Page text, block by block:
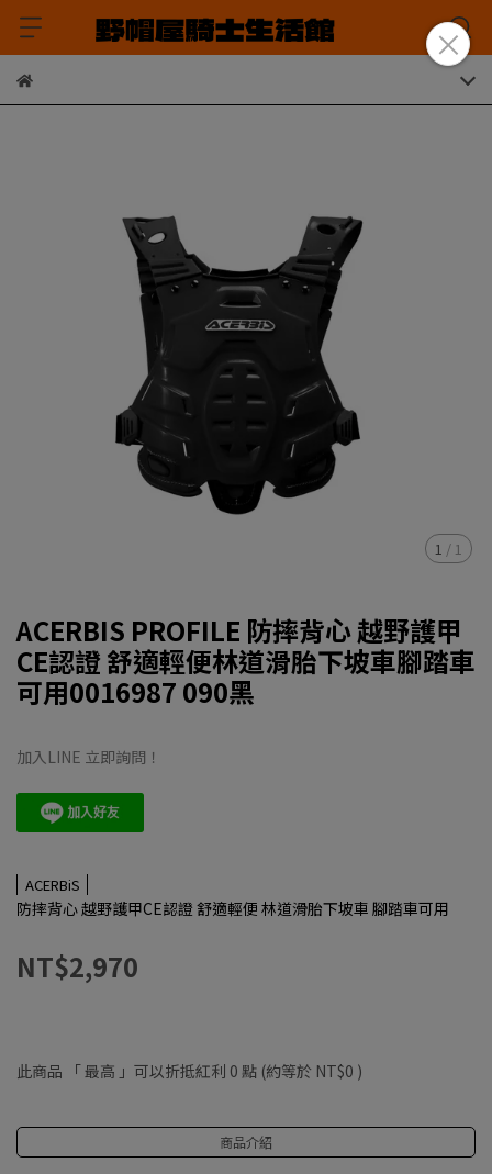
1 / 1
ACERBIS PROFILE 防摔背心 越野護甲
CE認證 舒適輕便林道滑胎下坡車腳踏車
可用0016987 090黑
加入LINE 立即詢問！
ACERBiS
防摔背心 越野護甲CE認證 舒適輕便 林道滑胎下坡車 腳踏車可用
NT$2,970
此商品 「 最高 」可以折抵紅利 0 點 (約等於 NT$0 )
商品介紹